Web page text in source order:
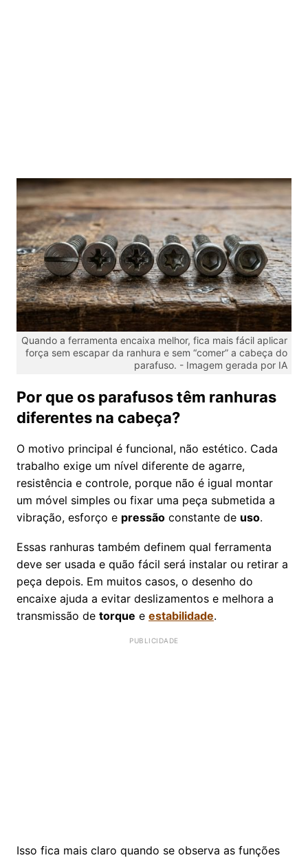
Quando a ferramenta encaixa melhor, fica mais fácil aplicar
força sem escapar da ranhura e sem “comer” a cabeça do
parafuso. - Imagem gerada por IA
Por que os parafusos têm ranhuras
diferentes na cabeça?
O motivo principal é funcional, não estético. Cada
trabalho exige um nível diferente de agarre,
resistência e controle, porque não é igual montar
um móvel simples ou fixar uma peça submetida a
vibração, esforço e pressão constante de uso.
Essas ranhuras também definem qual ferramenta
deve ser usada e quão fácil será instalar ou retirar a
peça depois. Em muitos casos, o desenho do
encaixe ajuda a evitar deslizamentos e melhora a
transmissão de torque e estabilidade.
Isso fica mais claro quando se observa as funções